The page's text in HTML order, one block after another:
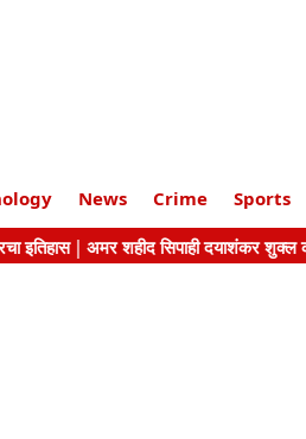
News Crime Sports